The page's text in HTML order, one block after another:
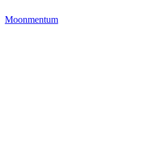
Moonmentum